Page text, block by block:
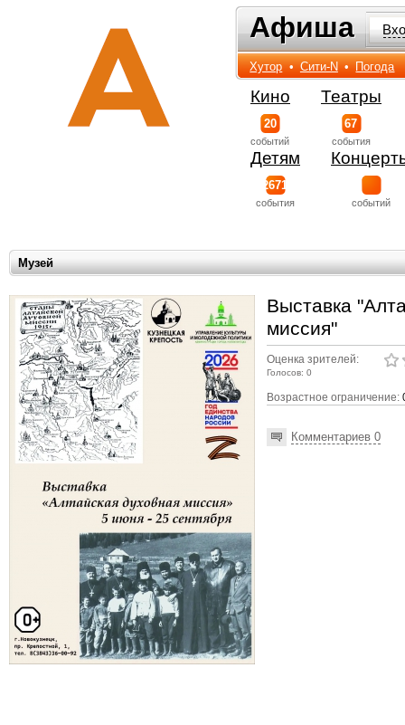
Афиша
Афиша
Хутор • Сити-N • Погода
Кино
20
событий
Театры
67
события
Детям
2671
события событий
Музей
Выставка
миссия"
Оценка зрителей:
Голосов: 0
Возрастное ограничение:
Комментариев 0